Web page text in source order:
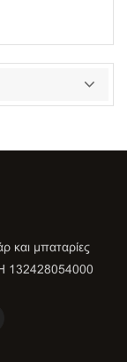
και μπαταρίες
132428054000